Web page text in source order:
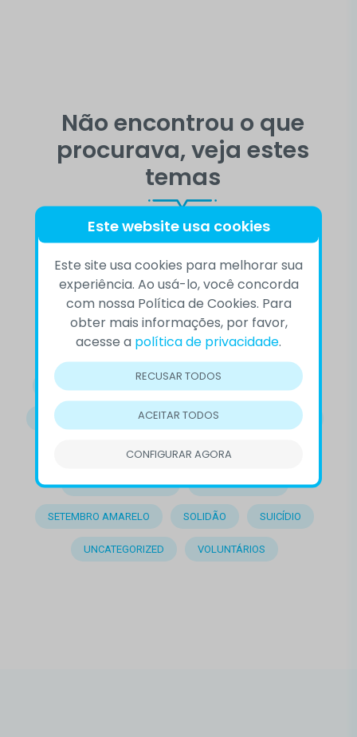
Não encontrou o que
procurava, veja estes
temas
AUTOCONHECIMENTO BEM-ESTAR
COMPORTAMENTO COMPREENSÃO
DESTAQUE EMOÇÕES
EMPATIA LUTO OUTROS PRECONCEITO
PREVENÇÃO DO SUICÍDIO RELACIONAMENTOS
SAÚDE EMOCIONAL SAÚDE MENTAL
SETEMBRO AMARELO SOLIDÃO SUICÍDIO
UNCATEGORIZED VOLUNTÁRIOS
Este website usa cookies
Este site usa cookies para melhorar sua
experiência. Ao usá-lo, você concorda
com nossa Política de Cookies. Para
obter mais informações, por favor,
acesse a política de privacidade.
RECUSAR TODOS
ACEITAR TODOS
CONFIGURAR AGORA